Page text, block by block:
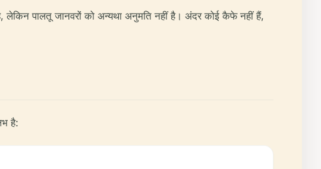
पालतू जानवरों को अन्यथा अनुमति नहीं है। अंदर कोई कैफे नहीं हैं,
है: